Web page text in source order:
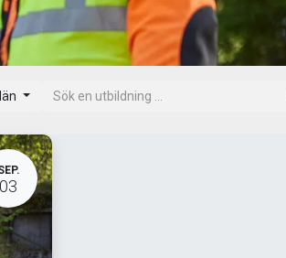
03